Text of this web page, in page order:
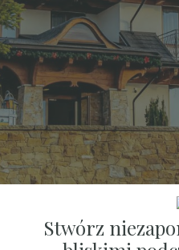
Stwórz